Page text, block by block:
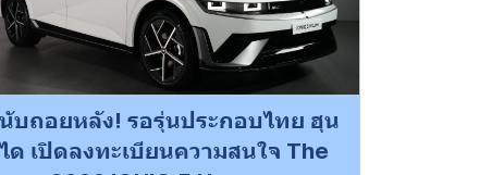
นับถอยหลัง! รอรุ่นประกอบไทย ฮุน
ด เปิดลงทะเบียนความสนใจ The